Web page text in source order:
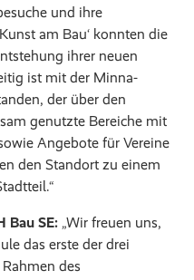
und ihre
am Bau‘ konnten die
ihrer neuen
ist mit der Minna-
der über den
genutzte Bereiche mit
Angebote für Vereine
den Standort zu einem
Bau SE: „Wir freuen uns,
das erste der drei
des